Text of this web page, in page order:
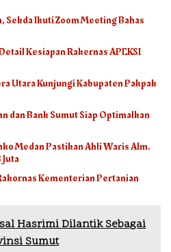
Sekda Ikuti Zoom Meeting Bahas
Kesiapan Rakernas APEKSI
Utara Kunjungi Kabupaten Pakpak
dan Bank Sumut Siap Optimalkan
Medan Pastikan Ahli Waris Alm.
Kementerian Pertanian
Hasrimi Dilantik Sebagai
Sumut